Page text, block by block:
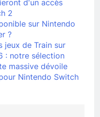
d'un accès
2
sur Nintendo
?
jeux de Train sur
: notre sélection
massive dévoile
Nintendo Switch